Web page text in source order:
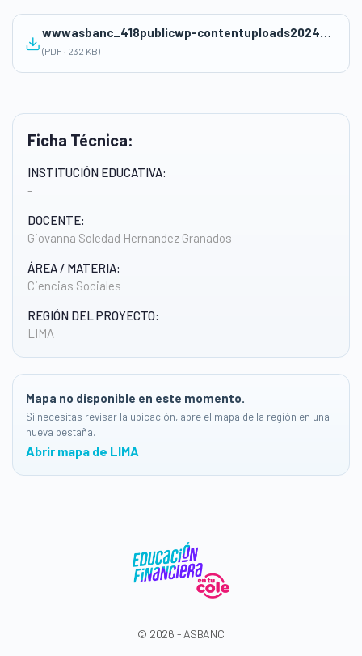
Ficha Técnica:
INSTITUCIÓN EDUCATIVA:
-
DOCENTE:
Giovanna Soledad Hernandez Granados
ÁREA / MATERIA:
Ciencias Sociales
REGIÓN DEL PROYECTO:
LIMA
Mapa no disponible en este momento.
Si necesitas revisar la ubicación, abre el mapa de la región en una
nueva pestaña.
Abrir mapa de LIMA
wwwasbanc_418publicwp-contentuploads202409EDUCACION-FINANCIERA-8.pdf
(PDF · 232 KB)
© 2026 - ASBANC